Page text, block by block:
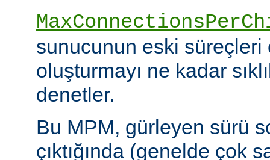
sunucunun eski
oluşturmayı ne kadar
denetler.
Bu MPM, gürleyen sürü
çıktığında (genelde çok